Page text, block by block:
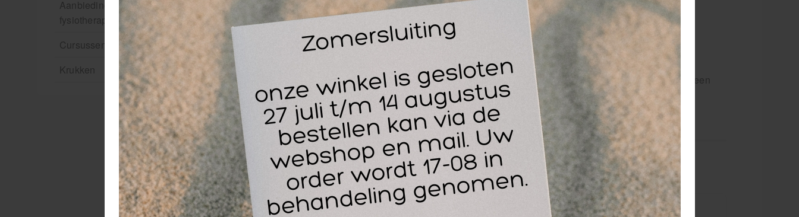
Aanbiedingen groothandel
fysiotherapie en massage
Cursussen
Krukken
Oogbadje om snel en simpel een oog uit te spoelen.
Geen zin om met grote oogspoelflessen te sjouwen? Of geen plaats voor oogpoelstations? Koop dan een
oogspoelbadje voor oogspoeling.
Het oogspoelbadje kan herbruikt worden en is een makkelijk hulpmiddel om ogen te spoelen.
Wellicht ook interessant